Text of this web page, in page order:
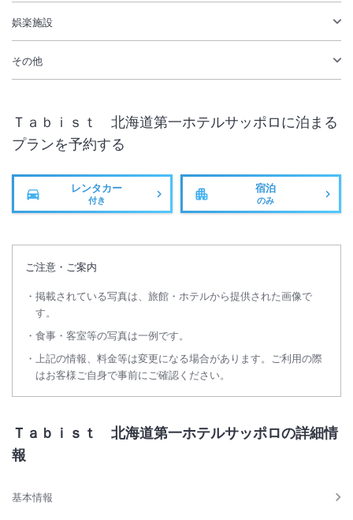
娯楽施設
その他
Ｔａｂｉｓｔ 北海道第一ホテルサッポロに泊まる
プランを予約する
レンタカー
付き
宿泊
のみ
ご注意・ご案内
掲載されている写真は、旅館・ホテルから提供された画像で
す。
食事・客室等の写真は一例です。
上記の情報、料金等は変更になる場合があります。ご利用の際
はお客様ご自身で事前にご確認ください。
Ｔａｂｉｓｔ 北海道第一ホテルサッポロの詳細情
報
基本情報